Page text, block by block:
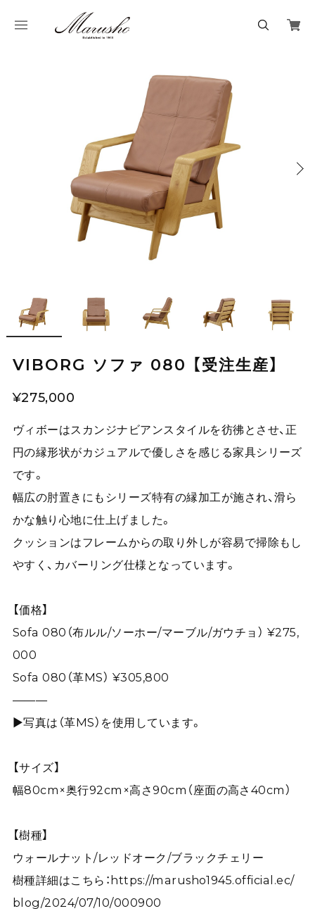
VIBORG ソファ 080 【受注生産】
¥275,000
ヴィボーはスカンジナビアンスタイルを彷彿とさせ、正
円の縁形状がカジュアルで優しさを感じる家具シリーズ
です。
幅広の肘置きにもシリーズ特有の縁加工が施され、滑ら
かな触り心地に仕上げました。
クッションはフレームからの取り外しが容易で掃除もし
やすく、カバーリング仕様となっています。
【価格】
Sofa 080（布ルル/ソーホー/マーブル/ガウチョ） ¥275,
000
Sofa 080（革MS） ¥305,800
———
▶写真は（革MS）を使用しています。
【サイズ】
幅80cm×奥行92cm×高さ90cm（座面の高さ40cm）
【樹種】
ウォールナット/レッドオーク/ブラックチェリー
樹種詳細はこちら： https://marusho1945.official.ec/
blog/2024/07/10/000900